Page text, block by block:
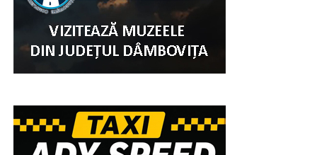
Vicar al Arhiepiscopiei Romanului și Bacăului.
RECLAMA
Înaltpreasfinția Sa va lansa, la finalul sfintei slujbe,